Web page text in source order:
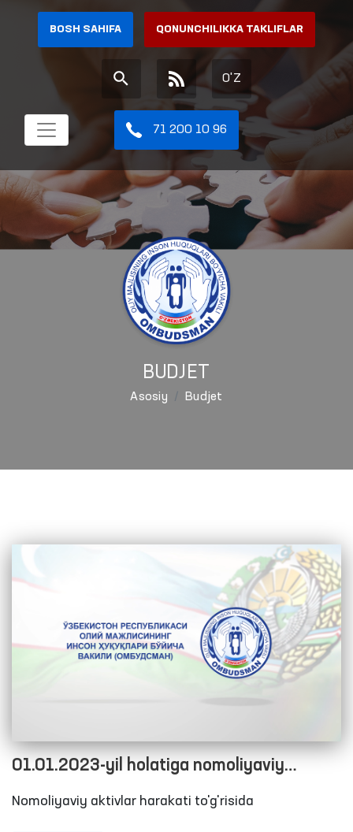
BOSH SAHIFA QONUNCHILIKKA TAKLIFLAR
O'Z
71 200 10 96
BUDJET
Asosiy Budjet
01.01.2023-yil holatiga nomoliyaviy
aktivlar harakati to'g'risida Hisobot
Nomoliyaviy aktivlar harakati to'g'risida